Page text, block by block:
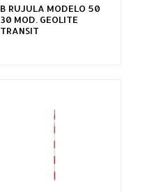
B RUJULA MODELO 50
30 MOD. GEOLITE
TRANSIT